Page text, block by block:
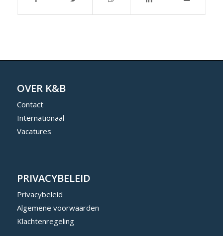
OVER K&B
Contact
Internationaal
Vacatures
PRIVACYBELEID
Privacybeleid
Algemene voorwaarden
Klachtenregeling